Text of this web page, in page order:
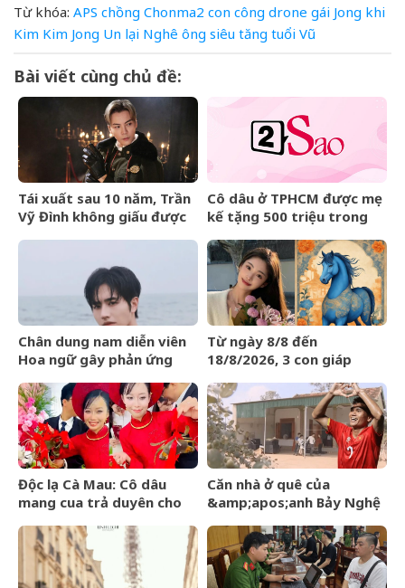
Từ khóa: APS chồng Chonma2 con công drone gái Jong khi
Kim Kim Jong Un lại Nghê ông siêu tăng tuổi Vũ
Bài viết cùng chủ đề:
Tái xuất sau 10 năm, Trần
Vỹ Đình không giấu được
Cô dâu ở TPHCM được mẹ
kế tặng 500 triệu trong
‘gây sốt’
Chân dung nam diễn viên
Hoa ngữ gây phản ứng
Từ ngày 8/8 đến
18/8/2026, 3 con giáp
HIẾM CÓ, tiền bạc tự động
kéo về
Độc lạ Cà Mau: Cô dâu
mang cua trả duyên cho
Căn nhà ở quê của
&amp;apos;anh Bảy Nghệ
đình đám MXH